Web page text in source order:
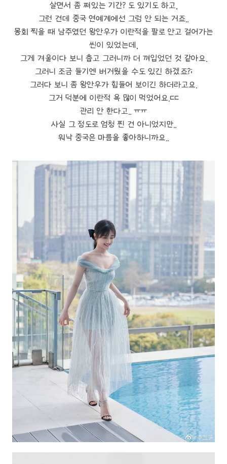
살면서 좀 쪄있는 기간? 도 있기도 하고,
그런 건데 중국 연예계에선 그럼 안 되는 거죠..
몽회 찍을 때 남주였던 왕안우가 이란적을 팔로 안고 걸어가는
씬이 있었는데,
그게 겨울이다 보니 춥고 그러니까 더 껴입었던 것 같아요.
그러니 조금 들기엔 버거웠을 수도 있긴 하겠죠?;
그러다 보니 좀 왕안우가 힘들어 보이긴 하더라고요.
그거 덕분에 이란적 욕 많이 먹었어요.ㄷㄷ
관리 안 한다고.. ㅠㅠ
사실 그 정도로 엄청 찐 건 아니었지만..
워낙 중국은 마름을 좋아하니까요..